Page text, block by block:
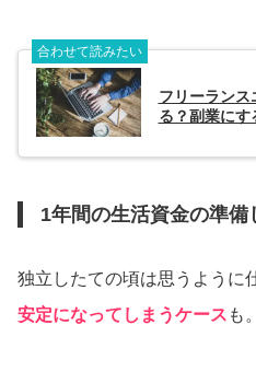
合わせて読みたい
フリーランス
る？副業にす
1年間の生活資金の準備
独立したての頃は思うように
安定になってしまうケース も。